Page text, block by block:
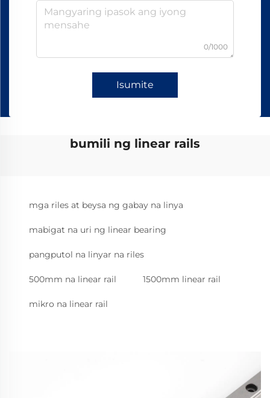
0/1000
Isumite
bumili ng linear rails
mga riles at beysa ng gabay na linya
mabigat na uri ng linear bearing
pangputol na linyar na riles
500mm na linear rail 1500mm linear rail
mikro na linear rail